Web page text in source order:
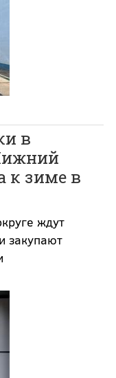
в
к зиме в
ждут
закупают